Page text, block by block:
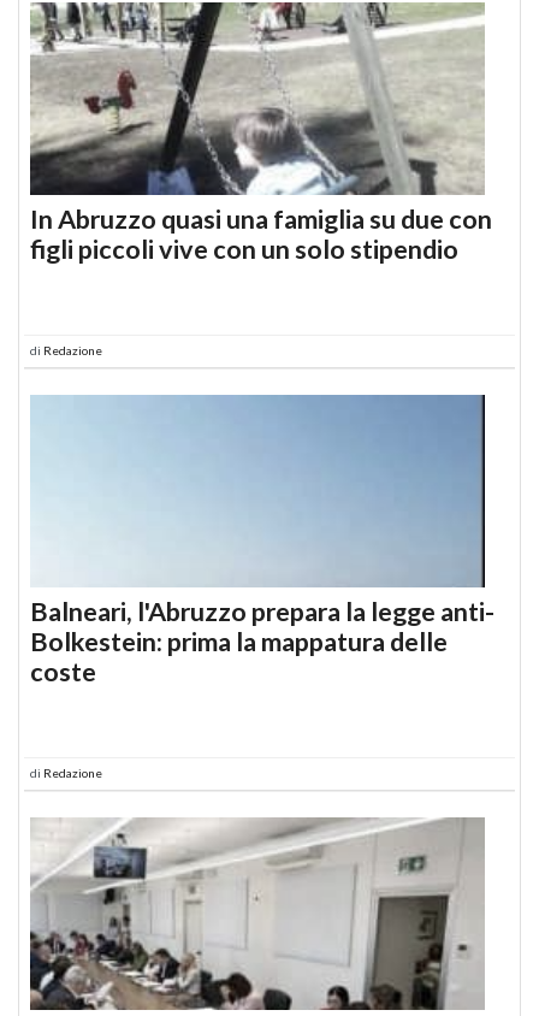
In Abruzzo quasi una famiglia su due con
figli piccoli vive con un solo stipendio
di Redazione
Balneari, l'Abruzzo prepara la legge anti-
Bolkestein: prima la mappatura delle
coste
di Redazione